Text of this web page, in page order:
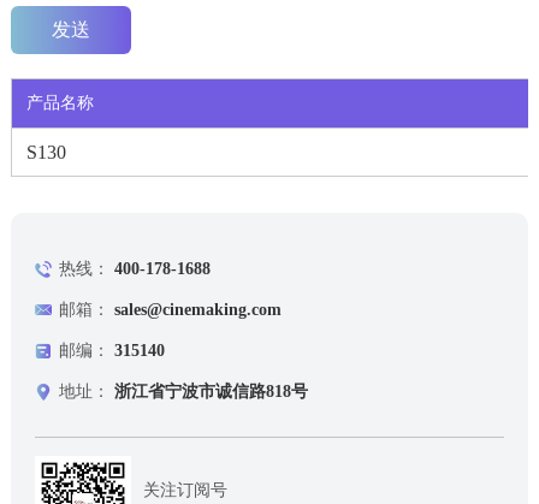
产品名称
S130
热线： 400-178-1688
邮箱： sales@cinemaking.com
邮编： 315140
地址： 浙江省宁波市诚信路818号
关注订阅号